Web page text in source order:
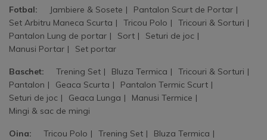
Fotbal: Jambiere & Sosete
Pantalon Scurt de Portar
Set Arbitru Maneca Scurta
Tricou Polo
Tricouri & Sorturi
Pantalon Lung de portar
Sort
Seturi de joc
Manusi Portar
Set portar
Baschet: Trening Set Bluza Termica
Tricouri & Sorturi
Pantalon
Geaca Scurta
Pantalon Termic Scurt
Seturi de joc
Geaca Lunga
Manusi Termice
Mingi & sac de mingi
Oina: Tricou Polo Trening Set
Bluza Termica